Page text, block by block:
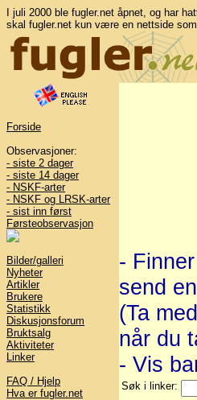
I juli 2000 ble fugler.net åpnet, og har
skal fugler.net kun være en nettside
Forside
Observasjoner:
- siste 2 dager
- siste 14 dager
- NSKF-arter
- NSKF og LRSK-arter
- sist inn først
Førsteobservasjon
Bilder/galleri
Nyheter
Artikler
Brukere
Statistikk
Diskusjonsforum
Bruktsalg
Aktiviteter
Linker
FAQ / Hjelp
Hva er fugler.net
-
send
(Ta
når du
- Vis
Søk i linker: